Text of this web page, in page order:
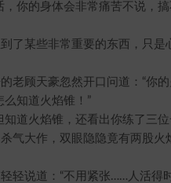
你的身体会非常痛苦不说，搞
某些非常重要的东西，只是
顾天豪忽然开口问道：“你的
知道火焰锥！”
道火焰锥，还看出你练了三位
大作，双眼隐隐竟有两股火
说道：“不用紧张……人活得